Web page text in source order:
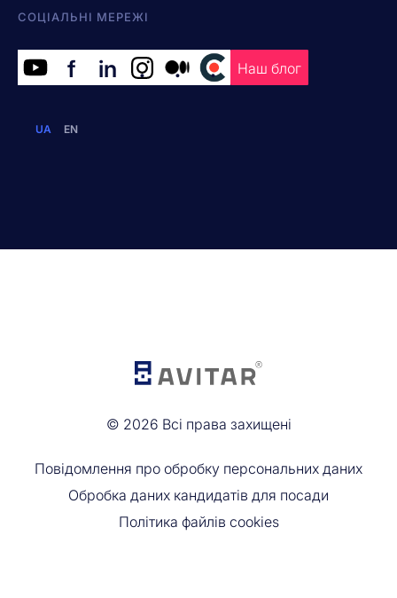
СОЦІАЛЬНІ МЕРЕЖІ
f in . . . Наш блог
UA EN
© 2026 Всі права захищені
Повідомлення про обробку персональних даних
Обробка даних кандидатів для посади
Політика файлів cookies